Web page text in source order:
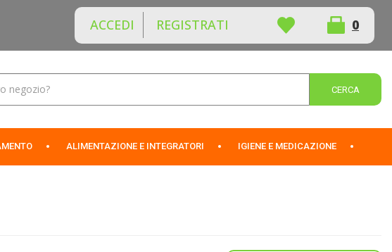
ACCEDI REGISTRATI 0
ARTICOLI
INSERITI
ALIMENTAZIONE E INTEGRATORI IGIENE E MEDICAZIONE